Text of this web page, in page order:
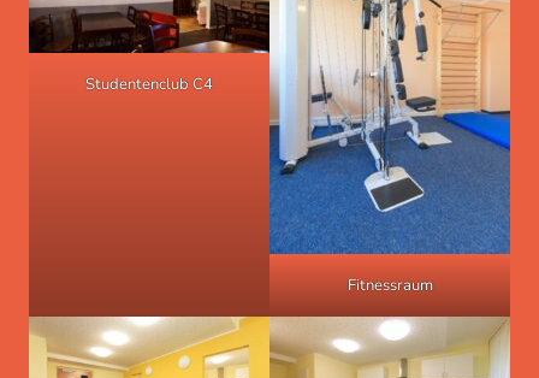
Studentenclub C4
Fitnessraum